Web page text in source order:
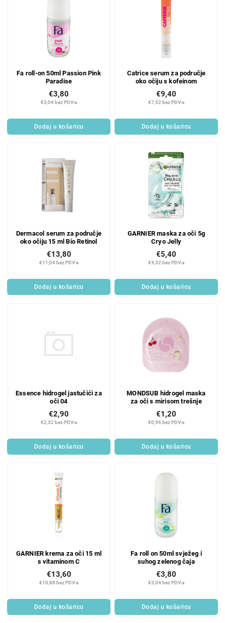
Fa roll-on 50ml Passion Pink
Paradise
€3,04 bez PDV-a
€3,80
Dodaj u košaricu
Catrice serum za područje
oko očiju s kofeinom
€7,52 bez PDV-a
€9,40
Dodaj u košaricu
Dermacol serum za područje
oko očiju 15 ml Bio Retinol
€11,04 bez PDV-a
€13,80
Dodaj u košaricu
GARNIER maska za oči 5g
Cryo Jelly
€4,32 bez PDV-a
€5,40
Dodaj u košaricu
Essence hidrogel jastučići za
oči 04
€2,32 bez PDV-a
€2,90
Dodaj u košaricu
MONDSUB hidrogel maska
za oči s mirisom trešnje
€0,96 bez PDV-a
€1,20
Dodaj u košaricu
GARNIER krema za oči 15 ml
s vitaminom C
€10,88 bez PDV-a
€13,60
Dodaj u košaricu
Fa roll on 50ml svježeg i
suhog zelenog čaja
€3,04 bez PDV-a
€3,80
Dodaj u košaricu